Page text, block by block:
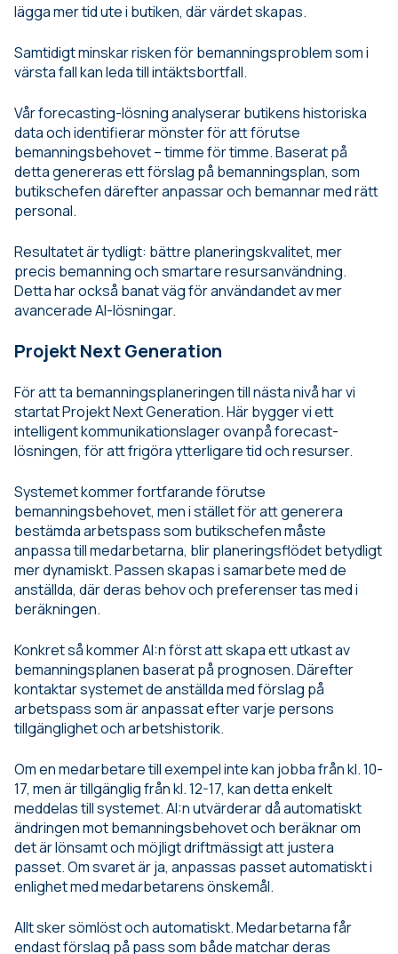
lägga mer tid ute i butiken, där värdet skapas.
Samtidigt minskar risken för bemanningsproblem som i
värsta fall kan leda till intäktsbortfall.
Vår forecasting-lösning analyserar butikens historiska
data och identifierar mönster för att förutse
bemanningsbehovet – timme för timme. Baserat på
detta genereras ett förslag på bemanningsplan, som
butikschefen därefter anpassar och bemannar med rätt
personal.
Resultatet är tydligt: bättre planeringskvalitet, mer
precis bemanning och smartare resursanvändning.
Detta har också banat väg för användandet av mer
avancerade AI-lösningar.
Projekt Next Generation
För att ta bemanningsplaneringen till nästa nivå har vi
startat Projekt Next Generation. Här bygger vi ett
intelligent kommunikationslager ovanpå forecast-
lösningen, för att frigöra ytterligare tid och resurser.
Systemet kommer fortfarande förutse
bemanningsbehovet, men i stället för att generera
bestämda arbetspass som butikschefen måste
anpassa till medarbetarna, blir planeringsflödet betydligt
mer dynamiskt. Passen skapas i samarbete med de
anställda, där deras behov och preferenser tas med i
beräkningen.
Konkret så kommer AI:n först att skapa ett utkast av
bemanningsplanen baserat på prognosen. Därefter
kontaktar systemet de anställda med förslag på
arbetspass som är anpassat efter varje persons
tillgänglighet och arbetshistorik.
Om en medarbetare till exempel inte kan jobba från kl. 10-
17, men är tillgänglig från kl. 12-17, kan detta enkelt
meddelas till systemet. AI:n utvärderar då automatiskt
ändringen mot bemanningsbehovet och beräknar om
det är lönsamt och möjligt driftmässigt att justera
passet. Om svaret är ja, anpassas passet automatiskt i
enlighet med medarbetarens önskemål.
Allt sker sömlöst och automatiskt. Medarbetarna får
endast förslag på pass som både matchar deras